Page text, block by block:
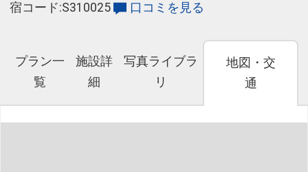
宿コード:S310025
口コミを見る
プラン一
覧
施設詳
細
写真ライブラ
リ
地図・交
通